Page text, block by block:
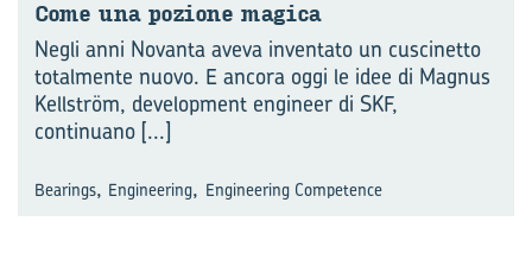
Come una po­zio­ne ma­gi­ca
Negli anni Novanta aveva inventato un cuscinetto
totalmente nuovo. E ancora oggi le idee di Magnus
Kellström, development engineer di SKF,
continuano [...]
Bearings, Engineering, Engineering Competence